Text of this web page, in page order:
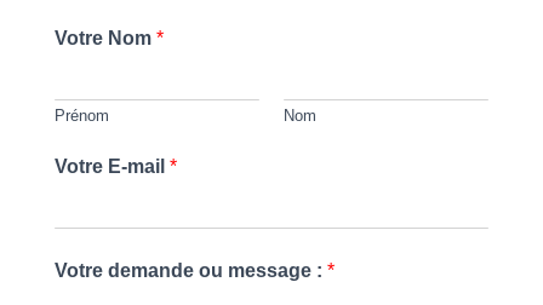
Votre Nom *
Prénom Nom
Votre E-mail *
Votre demande ou message : *